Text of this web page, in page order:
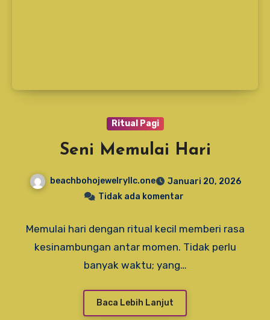
Ritual Pagi
Seni Memulai Hari
beachbohojewelryllc.one
Januari 20, 2026
Tidak ada komentar
Memulai hari dengan ritual kecil memberi rasa
kesinambungan antar momen. Tidak perlu
banyak waktu; yang…
Baca Lebih Lanjut